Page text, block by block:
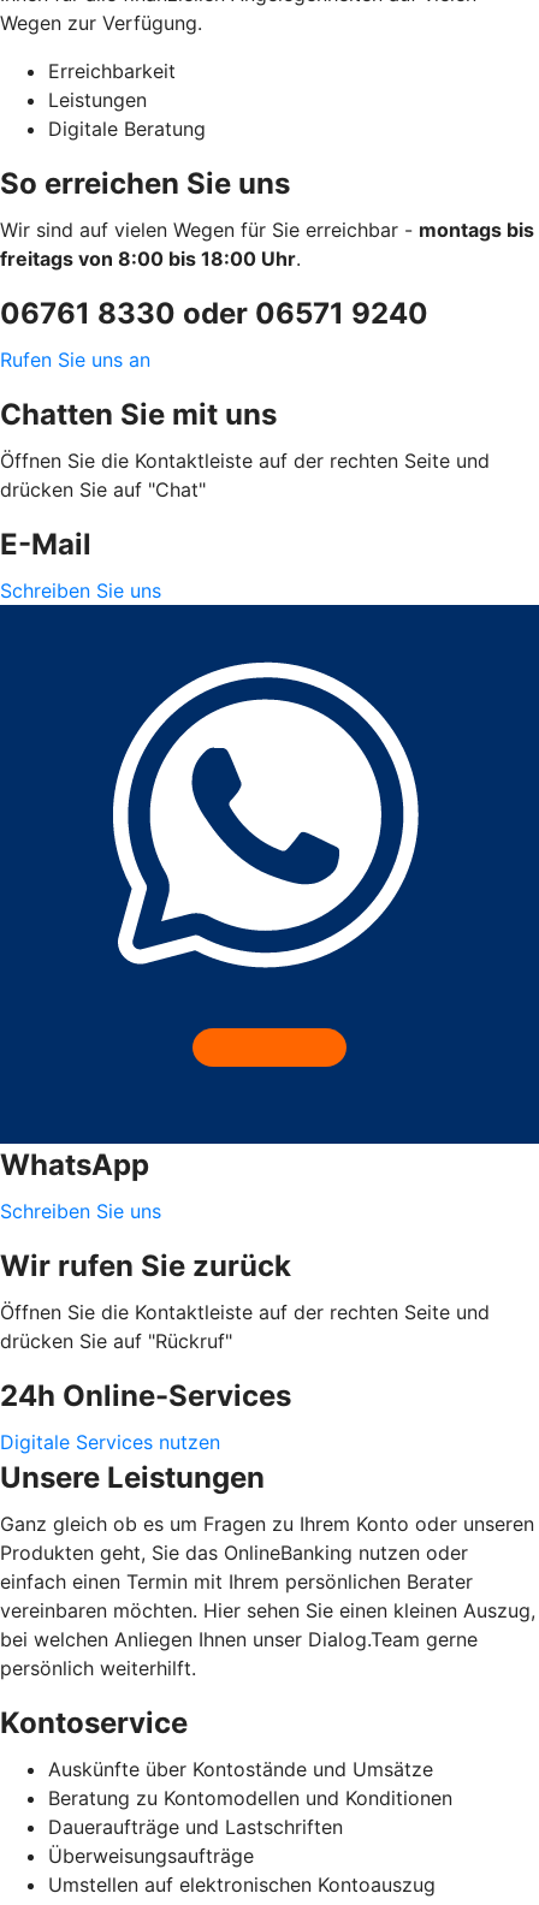
Wegen zur Verfügung.
Erreichbarkeit
Leistungen
Digitale Beratung
So erreichen Sie uns
Wir sind auf vielen Wegen für Sie erreichbar - montags bis
freitags von 8:00 bis 18:00 Uhr.
06761 8330 oder 06571 9240
Rufen Sie uns an
Chatten Sie mit uns
Öffnen Sie die Kontaktleiste auf der rechten Seite und
drücken Sie auf "Chat"
E-Mail
Schreiben Sie uns
WhatsApp
Schreiben Sie uns
Wir rufen Sie zurück
Öffnen Sie die Kontaktleiste auf der rechten Seite und
drücken Sie auf "Rückruf"
24h Online-Services
Digitale Services nutzen
Unsere Leistungen
Ganz gleich ob es um Fragen zu Ihrem Konto oder unseren
Produkten geht, Sie das OnlineBanking nutzen oder
einfach einen Termin mit Ihrem persönlichen Berater
vereinbaren möchten. Hier sehen Sie einen kleinen Auszug,
bei welchen Anliegen Ihnen unser Dialog.Team gerne
persönlich weiterhilft.
Kontoservice
Auskünfte über Kontostände und Umsätze
Beratung zu Kontomodellen und Konditionen
Daueraufträge und Lastschriften
Überweisungsaufträge
Umstellen auf elektronischen Kontoauszug